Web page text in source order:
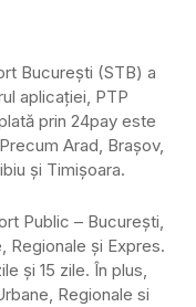
București (STB) a
aplicației, PTP
prin 24pay este
Arad, Brașov,
și Timișoara.
Public – București,
Regionale și Expres.
și 15 zile. În plus,
Regionale si